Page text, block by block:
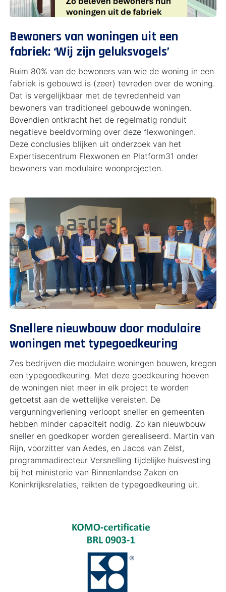
Bewoners van woningen uit een
fabriek: ‘Wij zijn geluksvogels’
Ruim 80% van de bewoners van wie de woning in een
fabriek is gebouwd is (zeer) tevreden over de woning.
Dat is vergelijkbaar met de tevredenheid van
bewoners van traditioneel gebouwde woningen.
Bovendien ontkracht het de regelmatig ronduit
negatieve beeldvorming over deze flexwoningen.
Deze conclusies blijken uit onderzoek van het
Expertisecentrum Flexwonen en Platform31 onder
bewoners van modulaire woonprojecten.
Snellere nieuwbouw door modulaire
woningen met typegoedkeuring
Zes bedrijven die modulaire woningen bouwen, kregen
een typegoedkeuring. Met deze goedkeuring hoeven
de woningen niet meer in elk project te worden
getoetst aan de wettelijke vereisten. De
vergunningverlening verloopt sneller en gemeenten
hebben minder capaciteit nodig. Zo kan nieuwbouw
sneller en goedkoper worden gerealiseerd. Martin van
Rijn, voorzitter van Aedes, en Jacos van Zelst,
programmadirecteur Versnelling tijdelijke huisvesting
bij het ministerie van Binnenlandse Zaken en
Koninkrijksrelaties, reikten de typegoedkeuring uit.